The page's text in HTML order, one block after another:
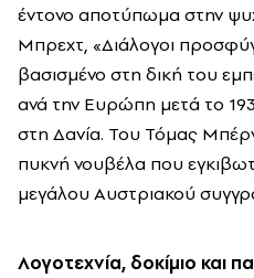
έντονο αποτύπωμα στην
Μπρεχτ, «Διάλογοι
βασισμένο στη δική του
ανά την Ευρώπη μετά το
στη Δανία. Του Τόμας
πυκνή νουβέλα που
μεγάλου Αυστριακού
Λογοτεχνία, δοκίμιο και